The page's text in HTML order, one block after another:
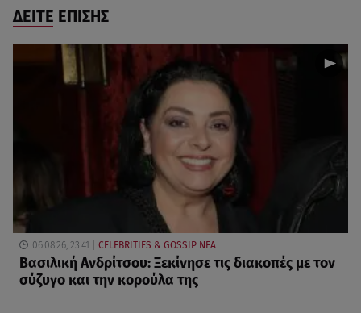
ΔΕΙΤΕ ΕΠΙΣΗΣ
06.08.26, 23:41 CELEBRITIES & GOSSIP ΝΕΑ
Βασιλική Ανδρίτσου: Ξεκίνησε τις διακοπές με τον
σύζυγο και την κορούλα της